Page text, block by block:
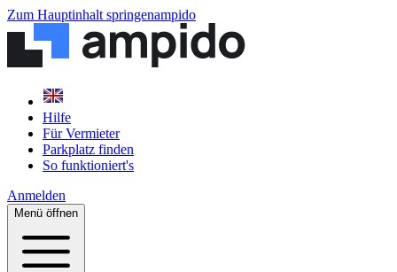
Zum Hauptinhalt springenampido
Hilfe
Für Vermieter
Parkplatz finden
So funktioniert's
Anmelden
Menü öffnen